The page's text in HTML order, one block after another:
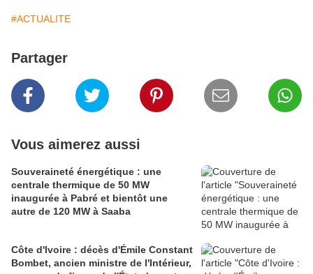
#ACTUALITE
Partager
Vous aimerez aussi
Souveraineté énergétique : une
centrale thermique de 50 MW
inaugurée à Pabré et bientôt une
autre de 120 MW à Saaba
Côte d'Ivoire : décès d'Émile Constant
Bombet, ancien ministre de l'Intérieur,